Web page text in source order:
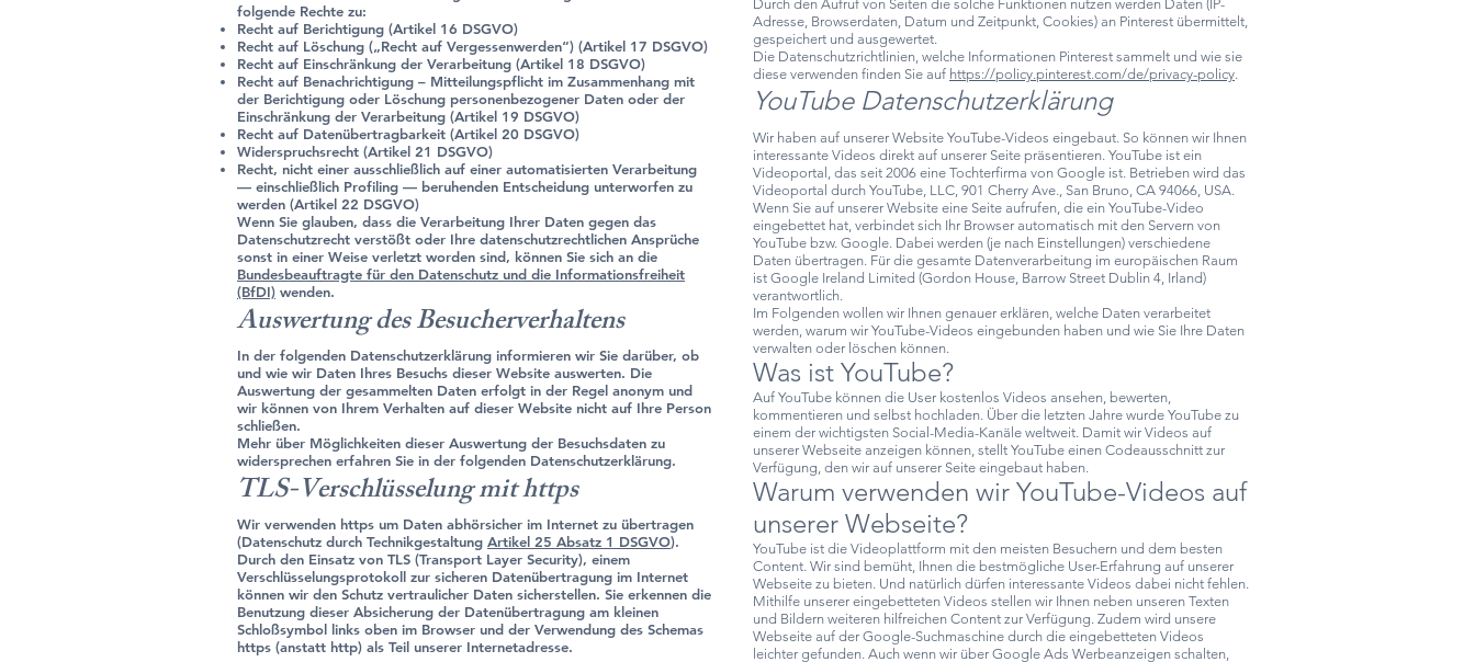
folgende Rechte zu:
Recht auf Berichtigung (Artikel 16 DSGVO)
Recht auf Löschung („Recht auf Vergessenwerden“) (Artikel 17 DSGVO)
Recht auf Einschränkung der Verarbeitung (Artikel 18 DSGVO)
Recht auf Benachrichtigung – Mitteilungspflicht im Zusammenhang mit
der Berichtigung oder Löschung personenbezogener Daten oder der
Einschränkung der Verarbeitung (Artikel 19 DSGVO)
Recht auf Datenübertragbarkeit (Artikel 20 DSGVO)
Widerspruchsrecht (Artikel 21 DSGVO)
Recht, nicht einer ausschließlich auf einer automatisierten Verarbeitung
— einschließlich Profiling — beruhenden Entscheidung unterworfen zu
werden (Artikel 22 DSGVO)
Wenn Sie glauben, dass die Verarbeitung Ihrer Daten gegen das
Datenschutzrecht verstößt oder Ihre datenschutzrechtlichen Ansprüche
sonst in einer Weise verletzt worden sind, können Sie sich an die
Bundesbeauftragte für den Datenschutz und die Informationsfreiheit
(BfDI) wenden.
Auswertung des Besucherverhaltens
In der folgenden Datenschutzerklärung informieren wir Sie darüber, ob
und wie wir Daten Ihres Besuchs dieser Website auswerten. Die
Auswertung der gesammelten Daten erfolgt in der Regel anonym und
wir können von Ihrem Verhalten auf dieser Website nicht auf Ihre Person
schließen.
Mehr über Möglichkeiten dieser Auswertung der Besuchsdaten zu
widersprechen erfahren Sie in der folgenden Datenschutzerklärung.
TLS-Verschlüsselung mit https
Wir verwenden https um Daten abhörsicher im Internet zu übertragen
(Datenschutz durch Technikgestaltung Artikel 25 Absatz 1 DSGVO).
Durch den Einsatz von TLS (Transport Layer Security), einem
Verschlüsselungsprotokoll zur sicheren Datenübertragung im Internet
können wir den Schutz vertraulicher Daten sicherstellen. Sie erkennen die
Benutzung dieser Absicherung der Datenübertragung am kleinen
Schloßsymbol links oben im Browser und der Verwendung des Schemas
https (anstatt http) als Teil unserer Internetadresse.
Durch den Aufruf von Seiten die solche Funktionen nutzen werden Daten (IP-
Adresse, Browserdaten, Datum und Zeitpunkt, Cookies) an Pinterest übermittelt,
gespeichert und ausgewertet.
Die Datenschutzrichtlinien, welche Informationen Pinterest sammelt und wie sie
diese verwenden finden Sie auf https://policy.pinterest.com/de/privacy-policy.
YouTube Datenschutzerklärung
Wir haben auf unserer Website YouTube-Videos eingebaut. So können wir Ihnen
interessante Videos direkt auf unserer Seite präsentieren. YouTube ist ein
Videoportal, das seit 2006 eine Tochterfirma von Google ist. Betrieben wird das
Videoportal durch YouTube, LLC, 901 Cherry Ave., San Bruno, CA 94066, USA.
Wenn Sie auf unserer Website eine Seite aufrufen, die ein YouTube-Video
eingebettet hat, verbindet sich Ihr Browser automatisch mit den Servern von
YouTube bzw. Google. Dabei werden (je nach Einstellungen) verschiedene
Daten übertragen. Für die gesamte Datenverarbeitung im europäischen Raum
ist Google Ireland Limited (Gordon House, Barrow Street Dublin 4, Irland)
verantwortlich.
Im Folgenden wollen wir Ihnen genauer erklären, welche Daten verarbeitet
werden, warum wir YouTube-Videos eingebunden haben und wie Sie Ihre Daten
verwalten oder löschen können.
Was ist YouTube?
Auf YouTube können die User kostenlos Videos ansehen, bewerten,
kommentieren und selbst hochladen. Über die letzten Jahre wurde YouTube zu
einem der wichtigsten Social-Media-Kanäle weltweit. Damit wir Videos auf
unserer Webseite anzeigen können, stellt YouTube einen Codeausschnitt zur
Verfügung, den wir auf unserer Seite eingebaut haben.
Warum verwenden wir YouTube-Videos auf
unserer Webseite?
YouTube ist die Videoplattform mit den meisten Besuchern und dem besten
Content. Wir sind bemüht, Ihnen die bestmögliche User-Erfahrung auf unserer
Webseite zu bieten. Und natürlich dürfen interessante Videos dabei nicht fehlen.
Mithilfe unserer eingebetteten Videos stellen wir Ihnen neben unseren Texten
und Bildern weiteren hilfreichen Content zur Verfügung. Zudem wird unsere
Webseite auf der Google-Suchmaschine durch die eingebetteten Videos
leichter gefunden. Auch wenn wir über Google Ads Werbeanzeigen schalten,